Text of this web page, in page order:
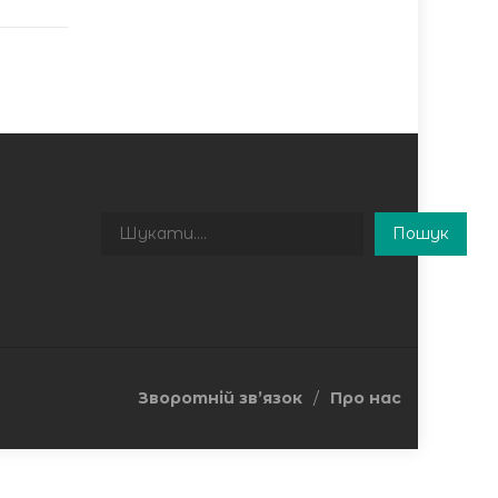
Пошук
Пошук
Зворотній зв’язок Про нас